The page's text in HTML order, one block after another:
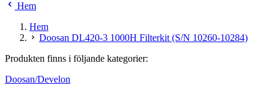
Hem
Hem
Doosan DL420-3 1000H Filterkit (S/N 10260-10284)
Produkten finns i följande kategorier:
Doosan/Develon